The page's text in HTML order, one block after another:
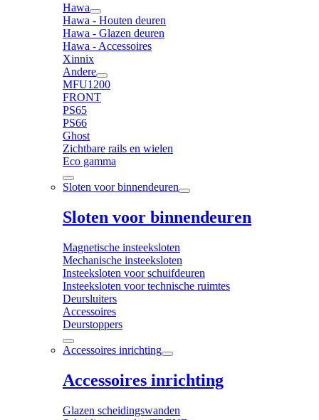
Hawa
Hawa - Houten deuren
Hawa - Glazen deuren
Hawa - Accessoires
Xinnix
Andere
MFU1200
FRONT
PS65
PS66
Ghost
Zichtbare rails en wielen
Eco gamma
Sloten voor binnendeuren
Sloten voor binnendeuren
Magnetische insteeksloten
Mechanische insteeksloten
Insteeksloten voor schuifdeuren
Insteeksloten voor technische ruimtes
Deursluiters
Accessoires
Deurstoppers
Accessoires inrichting
Accessoires inrichting
Glazen scheidingswanden